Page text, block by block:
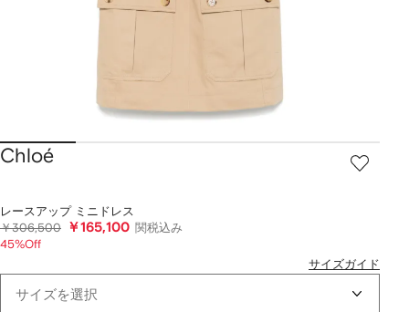
Chloé
レースアップ ミニドレス
￥306,500
￥165,100 関税込み
45%Off
サイズガイド
サイズを選択